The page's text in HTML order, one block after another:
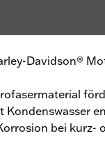
Davidson®
bei kurz-